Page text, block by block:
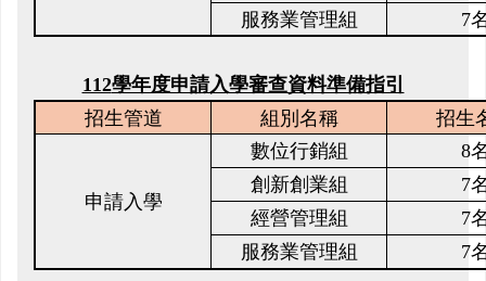
服務業管理組
7
112學年度申請入學審查資料準備指引
招生管道
組別名稱 招生
申請入學
數位行銷組 8
創新創業組
7
經營管理組
7
服務業管理組
7